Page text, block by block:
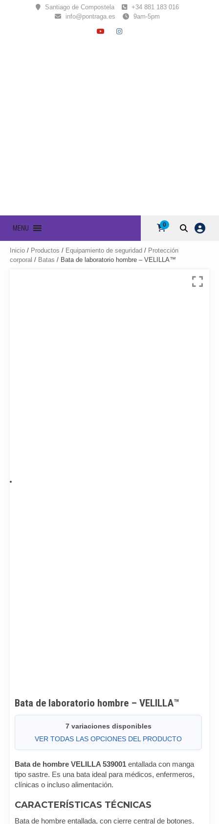
Santiago de Compostela
+34 881 183 016
info@pontraga.es
9am-5pm
YOUTUBE
INSTAGRAM
MENU 0
Inicio / Productos / Equipamiento de seguridad / Protección
corporal / Batas / Bata de laboratorio hombre – VELILLA™
Bata de laboratorio hombre – VELILLA™
7 variaciones disponibles
VER TODAS LAS OPCIONES DEL PRODUCTO
Bata de hombre VELILLA 539001 entallada con manga
tipo sastre. Es una bata ideal para médicos, enfermeros,
clínicas o incluso alimentación.
CARACTERÍSTICAS TÉCNICAS
Bata de hombre entallada, con cierre central de botones.